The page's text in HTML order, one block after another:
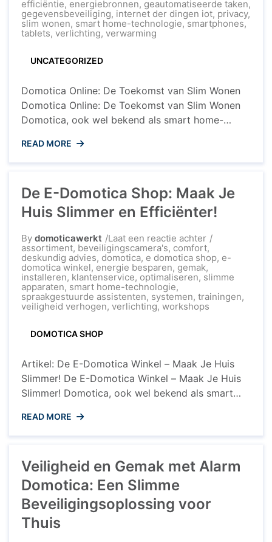
Domotica
Online
voor
een
efficiëntie, energiebronnen, geautomatiseerde taken,
gegevensbeveiliging, internet der dingen iot, privacy,
slim wonen, smart home-technologie,smartphones,
tablets, verlichting, verwarming
UNCATEGORIZED
Domotica Online: De Toekomst van Slim Wonen
Domotica Online: De Toekomst van Slim Wonen
Domotica, ook wel bekend als smart home-
beheren en bewonen ingrijpend veranderd. Met
domotica kunnen we onze verlichting,
op afstand bedienen en automatiseren, waardoor
ons leven comfortabeler, veiliger en
READ MORE
De E-Domotica Shop: Maak Je
Huis Slimmer en Efficiënter!
By domoticawerkt Laat een reactie achterop
De
E-
Domotica
Shop:
Je
Huis
assortiment, beveiligingscamera's, comfort,
deskundig advies, domotica, e domotica shop, e-
domotica winkel, energie besparen, gemak,
installeren, klantenservice, optimaliseren, slimme
apparaten, smart home-technologie,
spraakgestuurde assistenten, systemen, trainingen,
veiligheid verhogen, verlichting, workshops
DOMOTICA SHOP
Artikel: De E-Domotica Winkel – Maak Je Huis
Slimmer! De E-Domotica Winkel – Maak Je Huis
Slimmer! Domotica, ook wel bekend als smart
Nederland. Met eenvoudige en betaalbare
oplossingen kunnen huiseigenaren hun woningen
Een van de toonaangevende spelers op de markt
is de E-Domotica ...
READ MORE
Veiligheid en Gemak met Alarm
Domotica: Een Slimme
Beveiligingsoplossing voor
Thuis